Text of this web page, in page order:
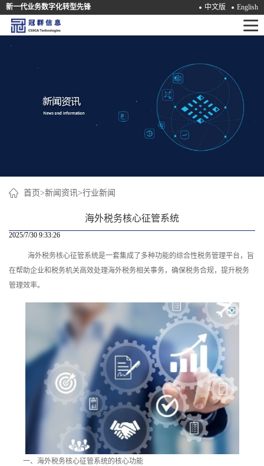
新一代业务数字化转型先锋 中文版 English
首
首页>新闻资讯>行业新闻
海外税务核心征管系统
2025/7/30 9:33:26
海外税务核心征管系统是一套集成了多种功能的综合性税务管理平台，旨
在帮助企业和税务机关高效处理海外税务相关事务，确保税务合规，提升税务
管理效率。
一、海外税务核心征管系统的核心功能